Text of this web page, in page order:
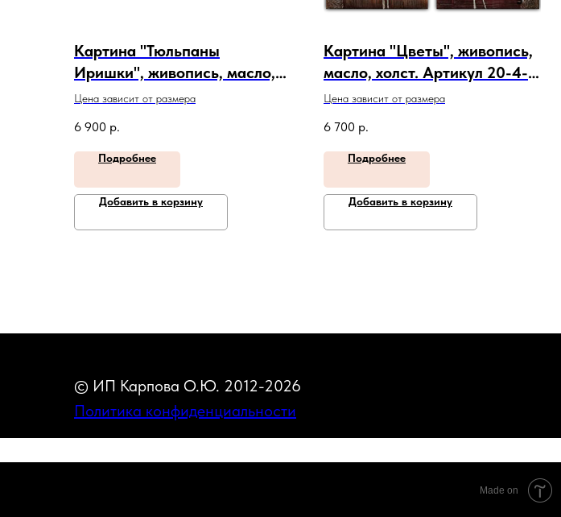
Картина "Тюльпаны
Иришки", живопись, масло,
холст. Артикул 20-05-456
Цена зависит от размера
6 900 р.
Подробнее
Добавить в корзину
Картина "Цветы", живопись,
масло, холст. Артикул 20-4-
213
Цена зависит от размера
6 700 р.
Подробнее
Добавить в корзину
© ИП Карпова О.Ю. 2012-2026
Политика конфиденциальности
Made on